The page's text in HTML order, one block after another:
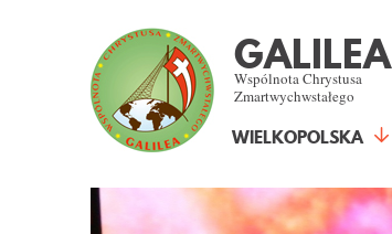
GALILEA
Wspólnota Chrystusa
Zmartwychwstałego
WIELKOPOLSKA